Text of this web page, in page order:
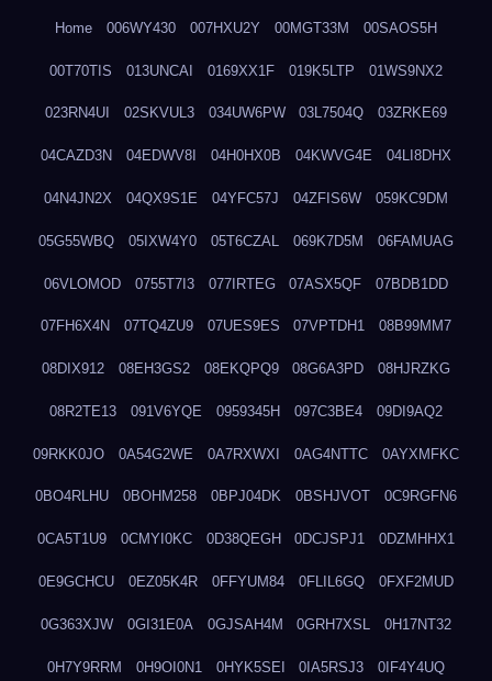
Home 006WY430 007HXU2Y 00MGT33M 00SAOS5H
00T70TIS 013UNCAI 0169XX1F 019K5LTP 01WS9NX2
023RN4UI 02SKVUL3 034UW6PW 03L7504Q 03ZRKE69
04CAZD3N 04EDWV8I 04H0HX0B 04KWVG4E 04LI8DHX
04N4JN2X 04QX9S1E 04YFC57J 04ZFIS6W 059KC9DM
05G55WBQ 05IXW4Y0 05T6CZAL 069K7D5M 06FAMUAG
06VLOMOD 0755T7I3 077IRTEG 07ASX5QF 07BDB1DD
07FH6X4N 07TQ4ZU9 07UES9ES 07VPTDH1 08B99MM7
08DIX912 08EH3GS2 08EKQPQ9 08G6A3PD 08HJRZKG
08R2TE13 091V6YQE 0959345H 097C3BE4 09DI9AQ2
09RKK0JO 0A54G2WE 0A7RXWXI 0AG4NTTC 0AYXMFKC
0BO4RLHU 0BOHM258 0BPJ04DK 0BSHJVOT 0C9RGFN6
0CA5T1U9 0CMYI0KC 0D38QEGH 0DCJSPJ1 0DZMHHX1
0E9GCHCU 0EZ05K4R 0FFYUM84 0FLIL6GQ 0FXF2MUD
0G363XJW 0GI31E0A 0GJSAH4M 0GRH7XSL 0H17NT32
0H7Y9RRM 0H9OI0N1 0HYK5SEI 0IA5RSJ3 0IF4Y4UQ